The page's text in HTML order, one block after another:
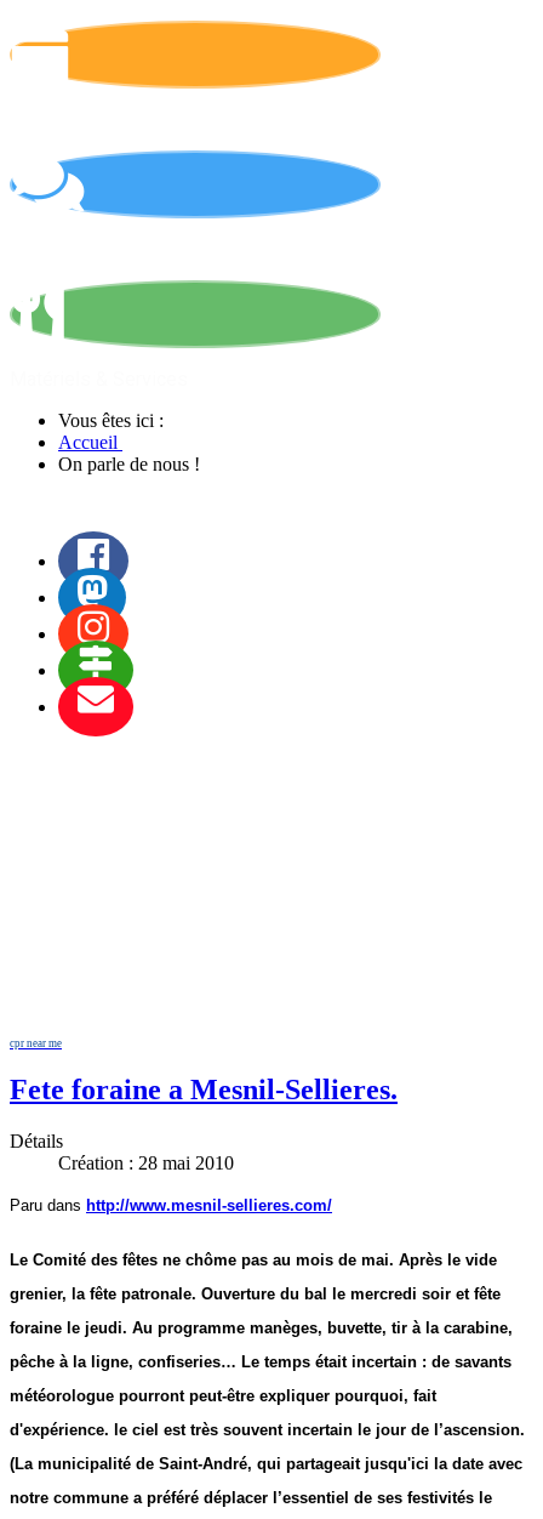
Vous êtes ici :
Accueil
On parle de nous !
cpr near me
Fete foraine a Mesnil-Sellieres.
Détails
Création : 28 mai 2010
Paru dans http://www.mesnil-sellieres.com/
Le Comité des fêtes ne chôme pas au mois de mai. Après le vide
grenier, la fête patronale. Ouverture du bal le mercredi soir et fête
foraine le jeudi. Au programme manèges, buvette, tir à la carabine,
pêche à la ligne, confiseries… Le temps était incertain : de savants
météorologue pourront peut-être expliquer pourquoi, fait
d'expérience. le ciel est très souvent incertain le jour de l’ascension.
(La municipalité de Saint-André, qui partageait jusqu'ici la date avec
notre commune a préféré déplacer l’essentiel de ses festivités le